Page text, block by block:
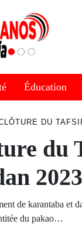
Éducation
DU
du
2023
de karantaba et
du pakao…